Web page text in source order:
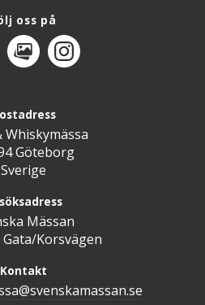
oss på
MediaPortal
Instagram
Whiskymässa
Göteborg
Sverige
Mässan
Korsvägen
Kontakt